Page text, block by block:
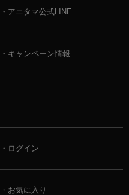
アニタマ公式LINE
キャンペーン情報
ログイン
お気に入り